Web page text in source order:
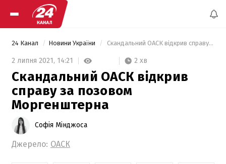
24 Канал Новини України Скандальний ОАСК відкрив справу за позовом Моргенштерна
2 липня 2021, 14:21 2 хв
Скандальний ОАСК відкрив
справу за позовом
Моргенштерна
Софія Мінджоса
Джерело: ОАСК